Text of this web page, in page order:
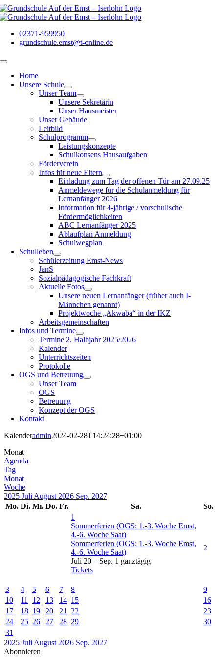
Zum
Inhalt
02371-959950
grundschule.emst@t-online.de
Toggle
NavigationHome
Unsere Schule
Unser Team
Unsere Sekretärin
Unser Hausmeister
Unser Gebäude
Leitbild
Schulprogramm
Leistungskonzepte
Schulkonsens Hausaufgaben
Förderverein
Infos für neue Eltern
Einladung zum Tag der offenen Tür am 27.09.25
Anmeldewege für die Schulanmeldung für
Lernanfänger 2026
Information für 4-jährige / vorschulische
Fördermöglichkeiten
ABC Lernanfänger 2025
Ablaufplan Anmeldung
Schulwegplan
Schulleben
Schülerzeitung Emst-News
JanS
Sozialpädagogische Fachkraft
Aktuelle Fotos
Unsere neuen Lernanfänger (früher auch I-
Männchen genannt)
Projektwoche „Akwaba“ in der IKZ
Arbeitsgemeinschaften
Infos und Termine
Termine 2. Halbjahr 2025/2026
Kalender
Unterrichtszeiten
Protokolle
OGS und Betreuung
Unser Team
OGS
Betreuung
Konzept der OGS
Kontakt
Kalenderadmin2024-02-28T14:24:28+01:00
Monat
Agenda
Tag
Monat
Woche
2025 Juli August 2026 Sep. 2027
Mo. Di. Mi. Do. Fr. Sa.
So.
1
Sommerferien (OGS: 1.-3. Woche Emst,
4.-6. Woche Saat)
Sommerferien (OGS: 1.-3. Woche Emst,
4.-6. Woche Saat)
Juli 20 – Sep. 1 ganztägig
Tickets
2
3 4 5 6 7 8
9
10
11 12 13 14 15
16
17
18 19 20 21 22
23
24
25 26 27 28 29
30
31
2025 Juli August 2026 Sep. 2027
Abonnieren